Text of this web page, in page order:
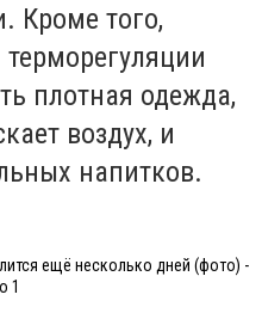
Кроме того,
плотная одежда,
воздух, и
напитков.
ещё несколько дней (фото) -
1